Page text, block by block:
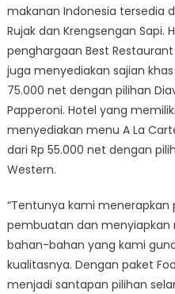
makanan Indonesia tersedia
Rujak dan Krengsengan
penghargaan Best
juga menyediakan sajian
75.000 net dengan pilihan
Papperoni. Hotel yang
menyediakan menu A La
dari Rp 55.000 net dengan
Western.
“Tentunya kami
pembuatan dan menyiapkan
bahan-bahan yang kami
kualitasnya. Dengan paket
menjadi santapan pilihan